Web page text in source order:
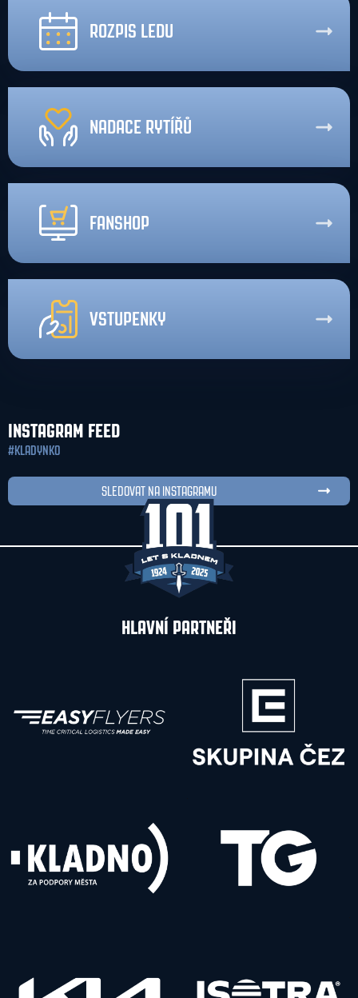
ROZPIS LEDU
NADACE RYTÍŘŮ
FANSHOP
VSTUPENKY
INSTAGRAM FEED
#KLADYNKO
SLEDOVAT NA INSTAGRAMU
HLAVNÍ PARTNEŘI